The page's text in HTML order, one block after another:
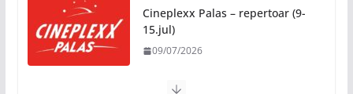
Tradicija i kreativnost u susret
Kočićevim danima
07/08/2026
Cineplexx Palas – repertoar (9-
15.jul)
09/07/2026